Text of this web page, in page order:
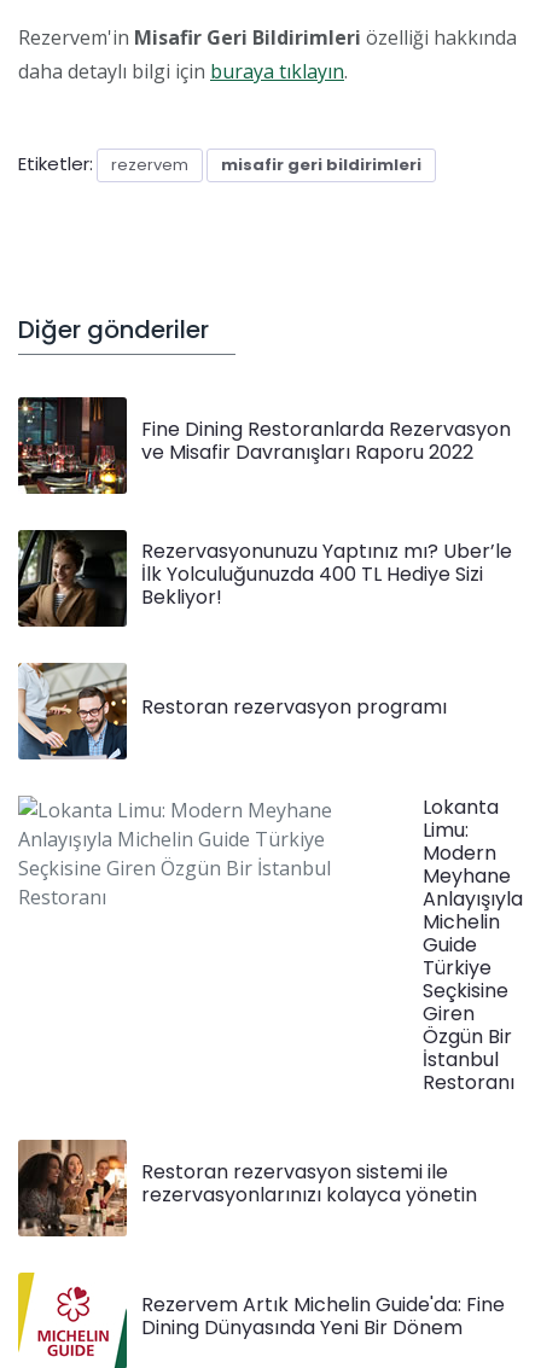
Rezervem'in Misafir Geri Bildirimleri özelliği hakkında
daha detaylı bilgi için buraya tıklayın.
Etiketler: rezervem misafir geri bildirimleri
Diğer gönderiler
Fine Dining Restoranlarda Rezervasyon
ve Misafir Davranışları Raporu 2022
Rezervasyonunuzu Yaptınız mı? Uber’le
İlk Yolculuğunuzda 400 TL Hediye Sizi
Bekliyor!
Restoran rezervasyon programı
Lokanta
Limu:
Modern
Meyhane
Anlayışıyla
Michelin
Guide
Türkiye
Seçkisine
Giren
Özgün Bir
İstanbul
Restoranı
Restoran rezervasyon sistemi ile
rezervasyonlarınızı kolayca yönetin
Rezervem Artık Michelin Guide'da: Fine
Dining Dünyasında Yeni Bir Dönem